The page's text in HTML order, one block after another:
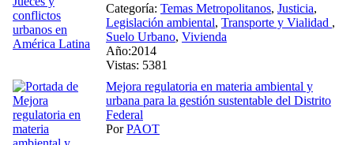
Categoría: Temas Metropolitanos, Justicia,
Legislación ambiental, Transporte y Vialidad ,
Suelo Urbano, Vivienda
Año:2014
Vistas: 5381
Mejora regulatoria en materia ambiental y
urbana para la gestión sustentable del Distrito
Federal
PorPAOT